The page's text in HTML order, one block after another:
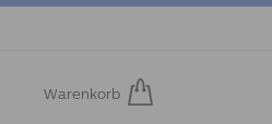
Warenkorb